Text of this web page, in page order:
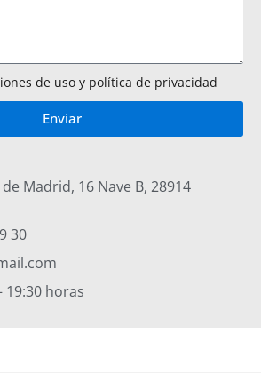
de uso y política de privacidad
Enviar
Madrid, 16 Nave B, 28914
30
19:30 horas